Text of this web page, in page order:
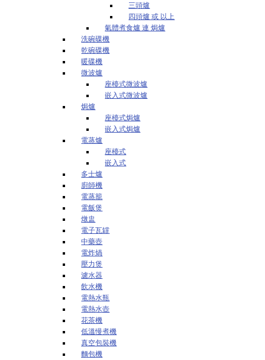
三頭爐
四頭爐 或 以上
氣體煮食爐 連 焗爐
洗碗碟機
乾碗碟機
暖碟機
微波爐
座檯式微波爐
嵌入式微波爐
焗爐
座檯式焗爐
嵌入式焗爐
電蒸爐
座檯式
嵌入式
多士爐
廚師機
電蒸籠
電飯煲
燉盅
電子瓦罉
中藥壺
電炸煱
壓力煲
濾水器
飲水機
電熱水瓶
電熱水壺
花茶機
低溫慢煮機
真空包裝機
麵包機